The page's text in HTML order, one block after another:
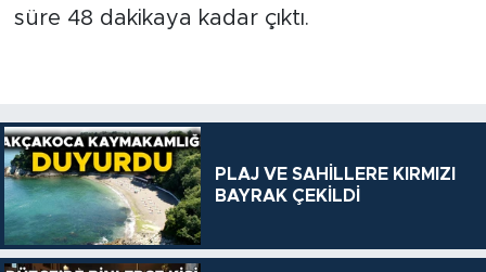
süre 48 dakikaya kadar çıktı.
PLAJ VE SAHİLLERE KIRMIZI
BAYRAK ÇEKİLDİ